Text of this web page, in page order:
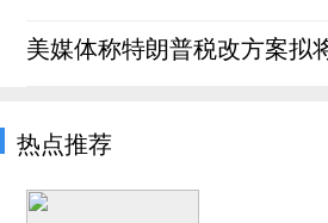
美媒体称特朗普税改方案拟
热点推荐